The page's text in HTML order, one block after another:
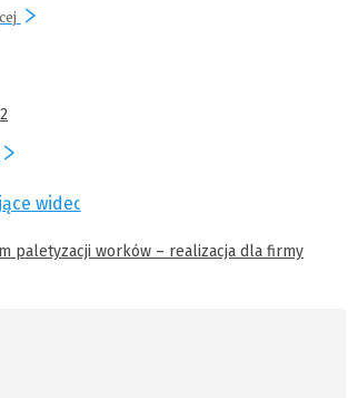
paletyzacji worków – realizacja dla firmy